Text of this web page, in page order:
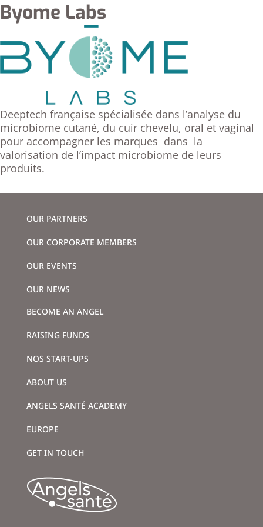
Byome Labs
Deeptech française spécialisée dans l’analyse du
microbiome cutané, du cuir chevelu, oral et vaginal
pour accompagner les marques dans la
valorisation de l’impact microbiome de leurs
produits.
OUR PARTNERS
OUR CORPORATE MEMBERS
OUR EVENTS
OUR NEWS
BECOME AN ANGEL
RAISING FUNDS
NOS START-UPS
ABOUT US
ANGELS SANTÉ ACADEMY
EUROPE
GET IN TOUCH